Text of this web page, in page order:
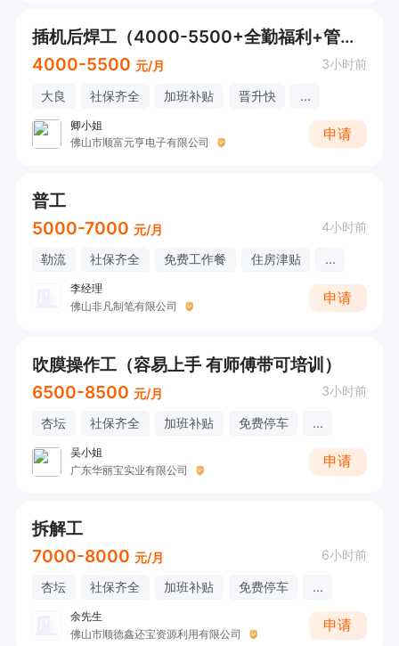
插机后焊工（4000-5500+全勤福利+管理规范）
4000-5500 元/月 3小时前
大良 社保齐全 加班补贴 晋升快 ...
卿小姐
佛山市顺富元亨电子有限公司
申请
普工
5000-7000 元/月 4小时前
勒流 社保齐全 免费工作餐 住房津贴 ...
李经理
佛山非凡制笔有限公司
申请
吹膜操作工（容易上手 有师傅带可培训）
6500-8500 元/月 3小时前
杏坛 社保齐全 加班补贴 免费停车 ...
吴小姐
广东华丽宝实业有限公司
申请
拆解工
7000-8000 元/月 6小时前
杏坛 社保齐全 加班补贴 免费停车 ...
余先生
佛山市顺德鑫还宝资源利用有限公司
申请